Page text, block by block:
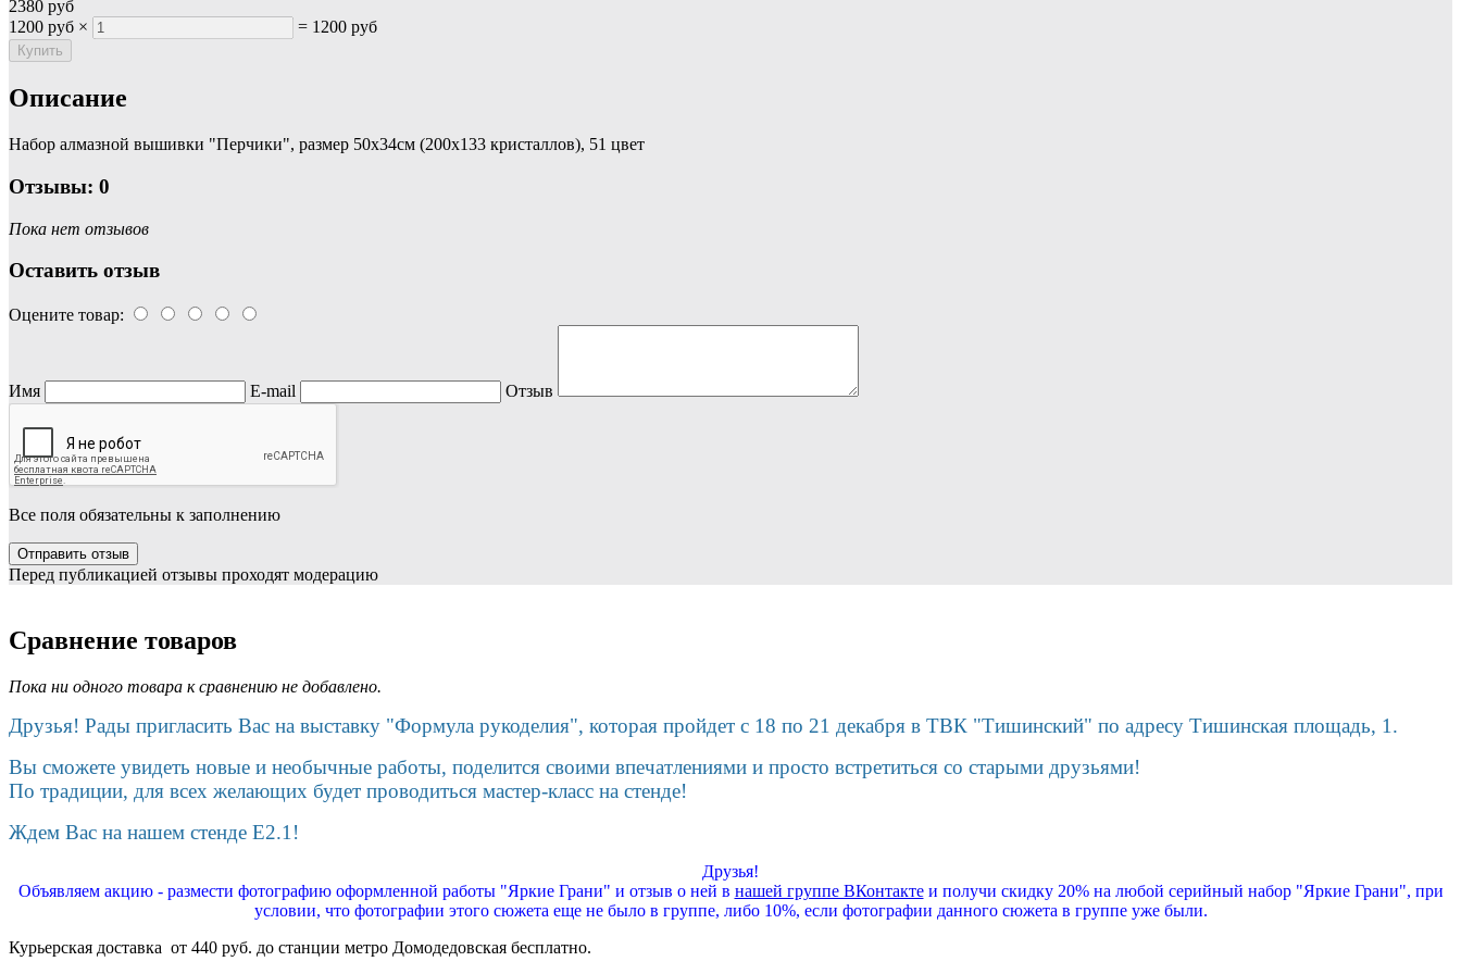
2380 руб
1200 руб × = 1200 руб
Описание
Набор алмазной вышивки "Перчики", размер 50х34см (200х133 кристаллов), 51 цвет
Отзывы: 0
Пока нет отзывов
Оставить отзыв
Оцените товар:
Имя E-mail Отзыв
Все поля обязательны к заполнению
Перед публикацией отзывы проходят модерацию
Сравнение товаров
Пока ни одного товара к сравнению не добавлено.
Друзья! Рады пригласить Вас на выставку "Формула рукоделия", которая пройдет с 18 по 21 декабря в ТВК "Тишинский" по адресу Тишинская площадь, 1.
Вы сможете увидеть новые и необычные работы, поделится своими впечатлениями и просто встретиться со старыми друзьями!
По традиции, для всех желающих будет проводиться мастер-класс на стенде!
Ждем Вас на нашем стенде E2.1!
Друзья!
Объявляем акцию - размести фотографию оформленной работы "Яркие Грани" и отзыв о ней в нашей группе ВКонтактеи получи скидку 20% на любой серийный набор "Яркие Грани", при
условии, что фотографии этого сюжета еще не было в группе, либо 10%, если фотографии данного сюжета в группе уже были.
Курьерская доставка от 440 руб. до станции метро Домодедовская бесплатно.